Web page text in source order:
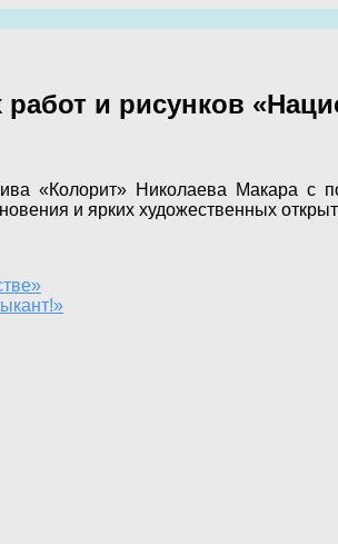
и рисунков
«Колорит» Николаева Макара с
и ярких художественных